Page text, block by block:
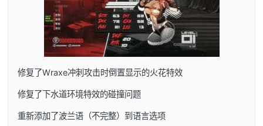
修复了Wraxe冲刺攻击时倒置显示的火花特效
修复了下水道环境特效的碰撞问题
重新添加了波兰语（不完整）到语言选项